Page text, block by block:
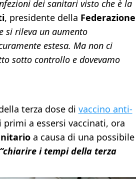
dei sanitari visto che è la
, presidente della Federazione
si rileva un aumento
estesa. Ma non ci
sotto controllo e dovevamo
terza dose di vaccino anti-
a essersi vaccinati, ora
a causa di una possibile
“chiarire i tempi della terza